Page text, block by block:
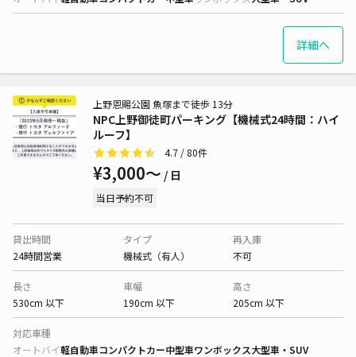
詳細へ
NPC上野御徒町パーキング【機械式24時間：ハイ
ルーフ】
上野恩賜公園 魚塚まで徒歩 13分
4.7 / 80件
¥3,000〜 / 日
当日予約不可
貸出時間
24時間営業
タイプ
機械式（有人）
再入庫
不可
長さ
530cm 以下
車幅
190cm 以下
高さ
205cm 以下
対応車種
オートバイ軽自動車コンパクトカー中型車ワンボックス大型車・SUV